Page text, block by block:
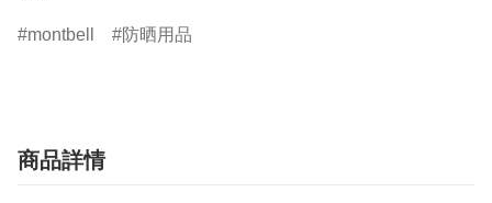
montbell 防晒用品
商品詳情